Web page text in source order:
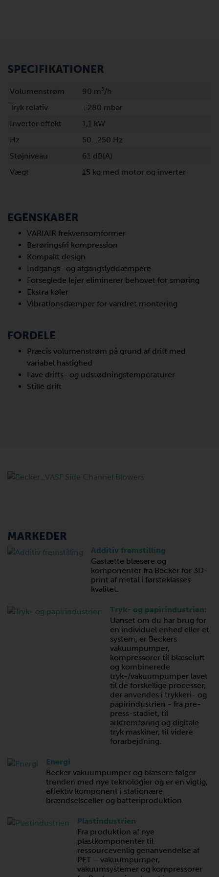
SPECIFIKATIONER
Volumenstrøm
90 m³/h
Tryk relativ
+280 mbar
Inverter effekt
1,1 kW
Hz
50…250 Hz
Støjniveau
61 dB(A)
Vægt
15 kg med motor og inverter
EGENSKABER
VARIAIR frekvensomformer
Berøringsfri kompression
Kompakt design
Indgangs- og afgangslyddæmpere
Forseglede lejer eliminerer behovet for smøring
Ekstra køler
Vibrationsdæmper for vandret montering
FORDELE
Præcis volumenstrøm på grund af drift med
variabel hastighed
Lave drifts- og udstødningstemperaturer
Stille drift
MARKEDER
Additiv fremstilling
Gastætte blæsere og
komponenter fra Becker for 3D-
print af metal i førsteklasses
kvalitet.
Tryk- og papirindustrien:
Uanset om du har brug for
en individuel enhed eller et
system, er Beckers
vakuumpumper,
kompressorer til blæseluft
og kombinerede
tryk-/vakuumpumper lavet
til de forskellige processer,
der anvendes i trykkeri- og
papirindustrien - fra pre-
press-stadiet, til
arkfremføring og digitale
tryk maskiner, til videre
forarbejdning.
Energi
Becker vakuumpumper og blæsere følger
trenden med nye teknologier og er en vigtig,
effektiv komponent i stationære
brændselsceller og batteriproduktion.
Plastindustrien
Fra produktion af nye
plastkomponenter til
ressourcevenlig genanvendelse af
PET – vakuumpumper,
vakuumsystemer og kompressorer